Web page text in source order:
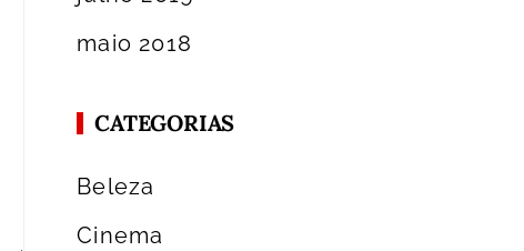
maio 2018
CATEGORIAS
Beleza
Cinema